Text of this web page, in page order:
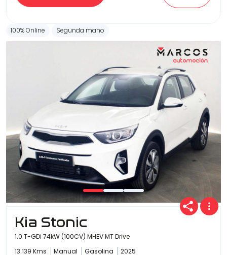
100% Online Segunda mano
Kia Stonic
1.0 T-GDi 74kW (100CV) MHEV MT Drive
13.139 Kms
Manual Gasolina 2025